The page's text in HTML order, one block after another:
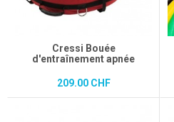
Cressi Bouée
d'entraînement apnée
209.00 CHF